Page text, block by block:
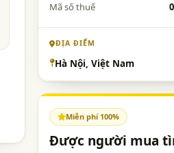
Mã số thuế
ĐỊA ĐIỂM
Hà Nội, Việt Nam
Miễn phí 100%
Được người mua